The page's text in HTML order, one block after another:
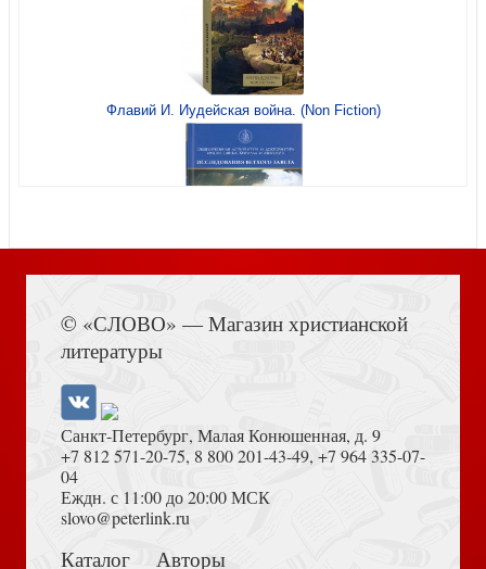
Мальцев Ю. Неизвестный Бунин
Николай из Кузы. О начале
Флавий И. Иудейская война. (Non Fiction)
Толкование на Апокалипсис (Тихоний Африканский)
© «СЛОВО» — Магазин христианской
литературы
Санкт-Петербург, Малая Конюшенная, д. 9
+7 812 571-20-75, 8 800 201-43-49, +7 964 335-07-
04
Еждн. с 11:00 до 20:00 МСК
slovo@peterlink.ru
Каталог
Авторы